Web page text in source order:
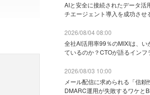
AIと安全に接続されたデータ
チエージェント導入を成功させ
2026/08/04 08:00
全社AI活用率99％のMIXIは、い
ているのか？CTOが語るインフ
2026/08/03 10:00
メール配信に求められる「信
DMARC運用が失敗するワケと